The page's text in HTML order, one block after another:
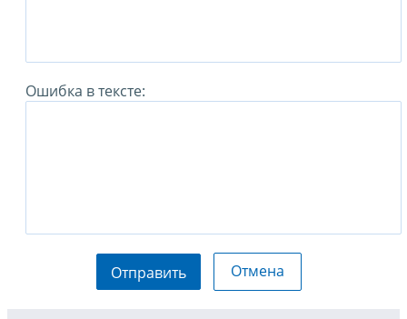
Ошибка в тексте:
Отправить Отмена